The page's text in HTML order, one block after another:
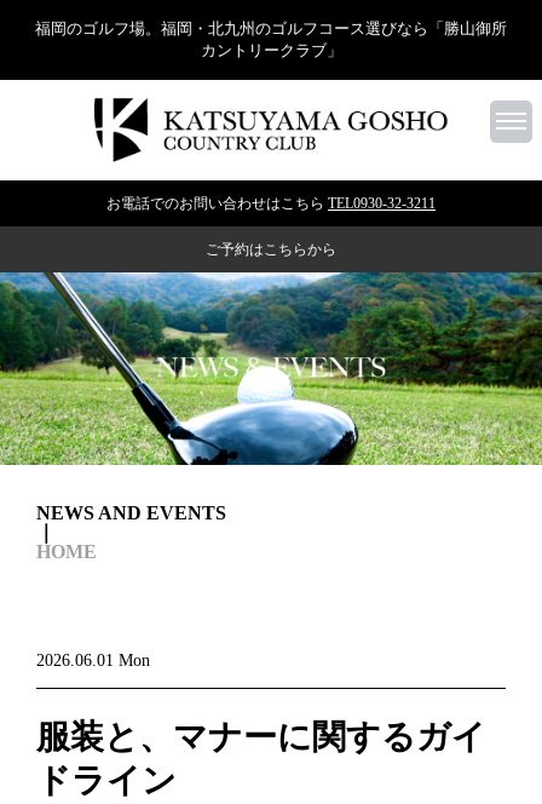
福岡のゴルフ場。福岡・北九州のゴルフコース選びなら「勝山御所
カントリークラブ」
お電話でのお問い合わせはこちら TEL0930-32-3211
ご予約はこちらから
HOME
NEWS AND EVENTS
2026.06.01 Mon
服装と、マナーに関するガイ
ドライン